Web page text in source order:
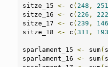
sitze_15 <- c ( 248 , 251
sitze_16 <- c ( 226 , 222
sitze_17 <- c ( 239 , 146
sitze_18 <- c (311 , 193
sparlament_15 <- sum(
sparlament_16 <- sum(